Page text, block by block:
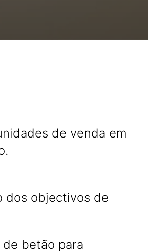
de venda em
dos objectivos de
betão para